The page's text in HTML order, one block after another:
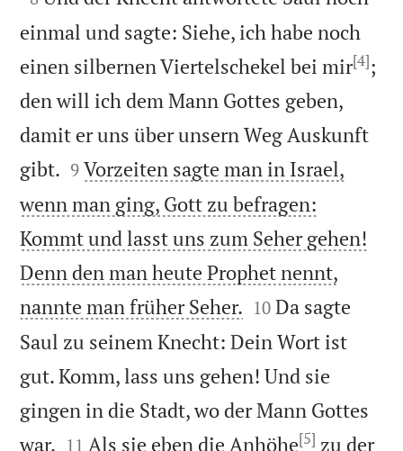
einmal und sagte: Siehe, ich habe noch
einen silbernen Viertelschekel bei mir[4];
den will ich dem Mann Gottes geben,
damit er uns über unsern Weg Auskunft
gibt. 

9 Vorzeiten sagte man in Israel,
wenn man ging, Gott zu befragen:
Kommt und lasst uns zum Seher gehen!
Denn den man heute Prophet nennt,
nannte man früher Seher. 

10 Da sagte
Saul zu seinem Knecht: Dein Wort ist
gut. Komm, lass uns gehen! Und sie
gingen in die Stadt, wo der Mann Gottes
war. 

11 Als sie eben die Anhöhe[5] zu der